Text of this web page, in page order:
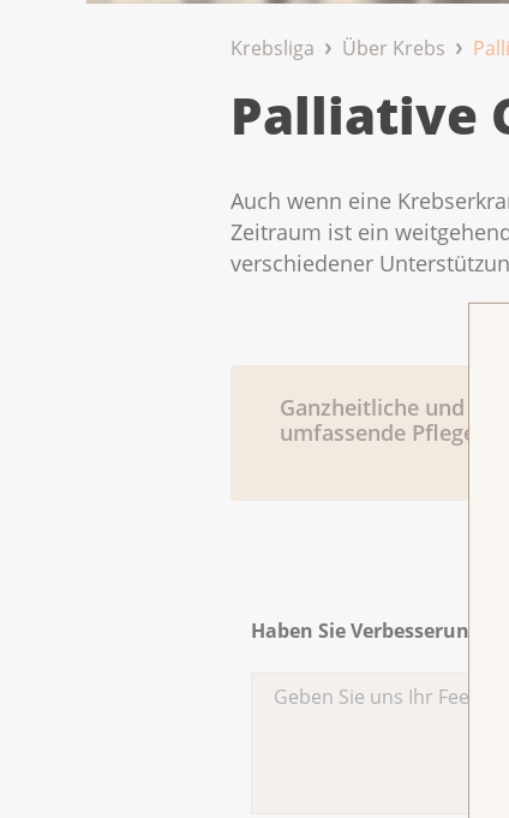
Krebsliga Über Krebs
Palliative
Auch wenn eine
Zeitraum ist ein
verschiedener
Ganzheitliche und
umfassende Pflege
Haben Sie